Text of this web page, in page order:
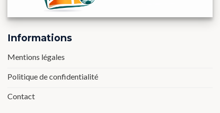
Informations
Mentions légales
Politique de confidentialité
Contact